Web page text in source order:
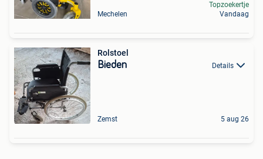
Mechelen
Topzoekertje
Vandaag
Rolstoel
Bieden Details
Zemst 5 aug 26